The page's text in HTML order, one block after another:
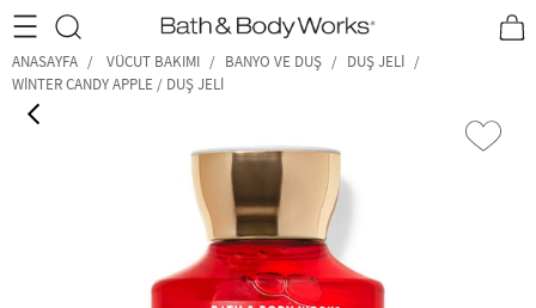
•2200₺ ve Üzeri Kargo Ücretsiz!• *Promosyon Detayları
ANASAYFA VÜCUT BAKIMI BANYO VE DUŞ
DUŞ JELI
WINTER CANDY APPLE / DUŞ JELI